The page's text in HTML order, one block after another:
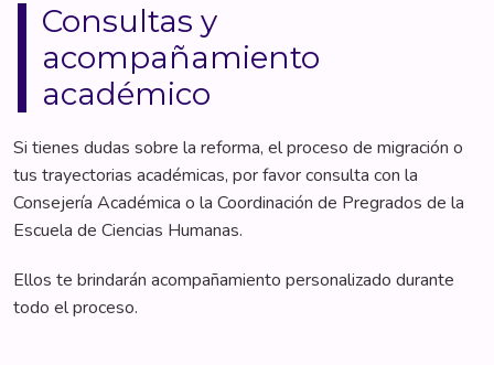
Consultas y
acompañamiento
académico
Si tienes dudas sobre la reforma, el proceso de migración o
tus trayectorias académicas, por favor consulta con la
Consejería Académica o la Coordinación de Pregrados de la
Escuela de Ciencias Humanas.
Ellos te brindarán acompañamiento personalizado durante
todo el proceso.